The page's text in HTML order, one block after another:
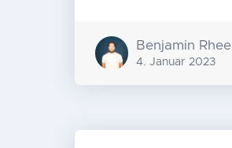
Benjamin Rhee
4. Januar 2023